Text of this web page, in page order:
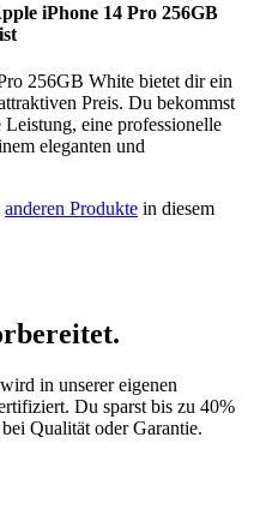
iPhone 14 Pro 256GB
256GB White bietet dir ein
Preis. Du bekommst
eine professionelle
eleganten und
anderen Produkte in diesem
in unserer eigenen
Du sparst bis zu 40%
Qualität oder Garantie.